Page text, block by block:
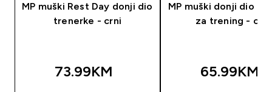
MP muški Rest Day donji dio
trenerke - crni
73.99KM‎
MP muški donji dio
za trening - crni
65.99KM‎